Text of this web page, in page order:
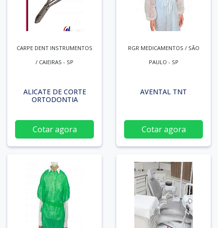
CARPE DENT INSTRUMENTOS
/ CAIEIRAS - SP
ALICATE DE CORTE
ORTODONTIA
Cotar agora
RGR MEDICAMENTOS / SÃO
PAULO - SP
AVENTAL TNT
Cotar agora